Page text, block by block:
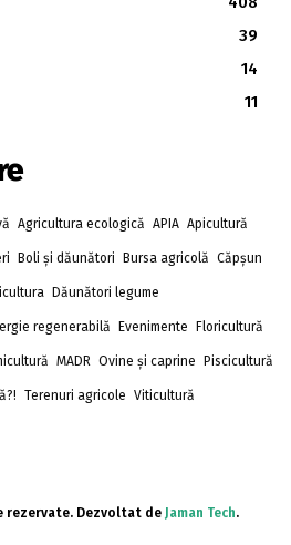
39
14
11
Agricultura ecologică APIA Apicultură
Boli și dăunători Bursa agricolă Căpșun
Dăunători legume
regenerabilă Evenimente Floricultură
MADR Ovine și caprine Piscicultură
Terenuri agricole Viticultură
rezervate. Dezvoltat de Jaman Tech.